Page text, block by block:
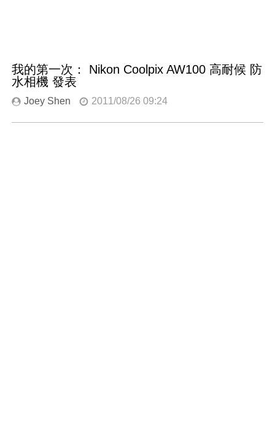
我的第一次： Nikon Coolpix AW100 高耐候 防
水相機 發表
Joey Shen 2011/08/26 09:24